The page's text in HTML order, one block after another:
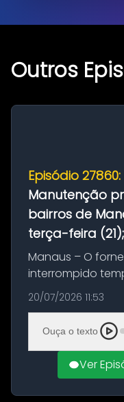
Outros
Episódio 27860:
Manutenção
bairros de
terça-feira
Manaus – O
interrompido
sete bairros de
A suspensão
execução de
20/07/2026 11:53
Ouça o texto
Ver